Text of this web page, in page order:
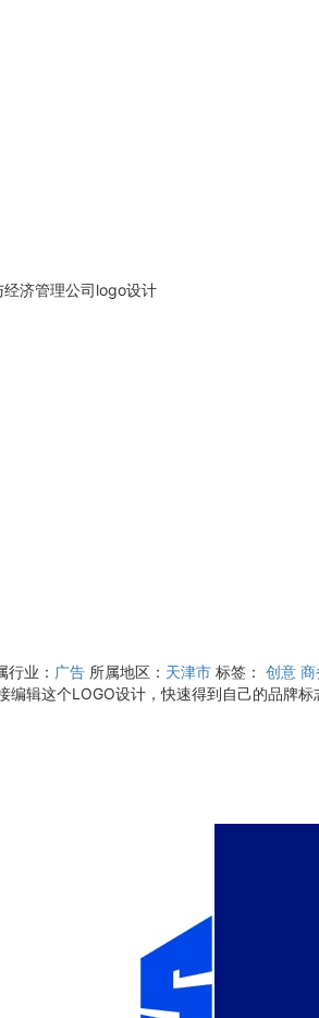
经济管理公司logo设计
行业： 广告 所属地区： 天津市 标签： 创意 商
辑这个LOGO设计，快速得到自己的品牌标